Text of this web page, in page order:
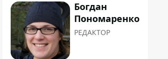
Богдан
Пономаренко
РЕДАКТОР